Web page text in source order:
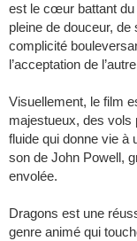
est le cœur battant du
pleine de douceur,
complicité
l’acceptation de
Visuellement, le film
majestueux, des vols
fluide qui donne vie à
son de John Powell,
envolée.
Dragons est une
genre animé qui